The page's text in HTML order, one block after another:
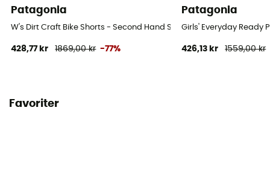
Patagonia
W's Dirt Craft Bike Shorts - Second Hand Shorts - Dam - Lila - 36
428,77 kr 1869,00 kr -77%
Patagonia
Girls' Everyday Ready
426,13 kr 1559,00 kr
Favoriter